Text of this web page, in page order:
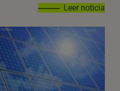
Leer noticia